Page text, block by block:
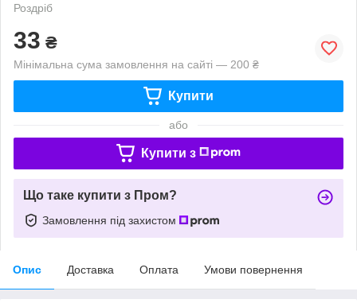
Роздріб
33 ₴
Мінімальна сума замовлення на сайті — 200 ₴
Купити
або
Купити з
Що таке купити з Пром?
Замовлення під захистом
Опис Доставка Оплата Умови повернення